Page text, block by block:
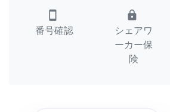
smartphone
番号確認
lock
シェアワ
ーカー保
険